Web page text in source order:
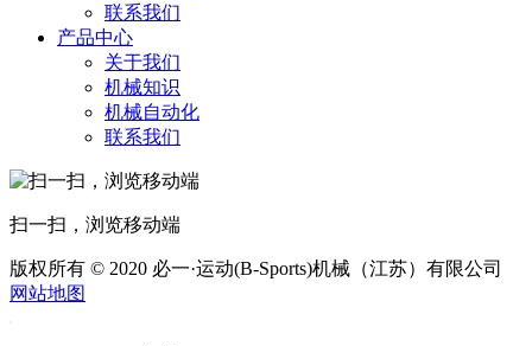
联系我们
产品中心
关于我们
机械知识
机械自动化
联系我们
扫一扫，浏览移动端
版权所有 © 2020 必一·运动(B-Sports)机械（江苏）有限公司
网站地图